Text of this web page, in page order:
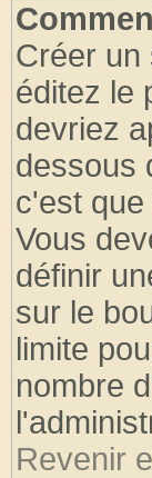
Créer un
éditez le
devriez
dessous
c'est
Vous
définir
sur le
limite
nombre
Revenir